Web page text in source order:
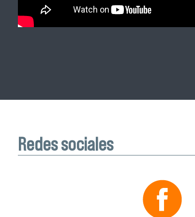
Redes sociales